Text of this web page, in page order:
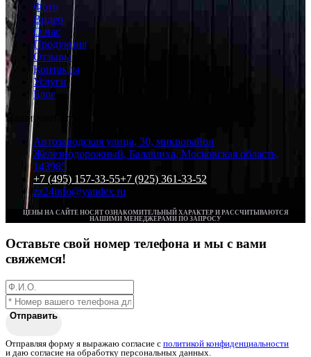
Фото
Видео
О нас
Продукция
Отзывы
Контакты
Услуги
Блог
Наши контакты
Автозаводская улица, 30, микрорайон
Железнодорожный, Балашиха, Московская область,
143985
+7 (495) 157-33-55+7 (925) 361-33-52
zz24info@yandex.ru
ЦЕНЫ НА САЙТЕ НОСЯТ ОЗНАКОМИТЕЛЬНЫЙ ХАРАКТЕР И РАССЧИТЫВАЮТСЯ
НАШИМИ МЕНЕДЖЕРАМИ ПО ЗАПРОСУ
Оставьте свой номер телефона и мы с вами
свяжемся!
Отправить
Отправляя форму я выражаю согласие с политикой конфиденциальности
и даю согласие на обработку персональных данных.